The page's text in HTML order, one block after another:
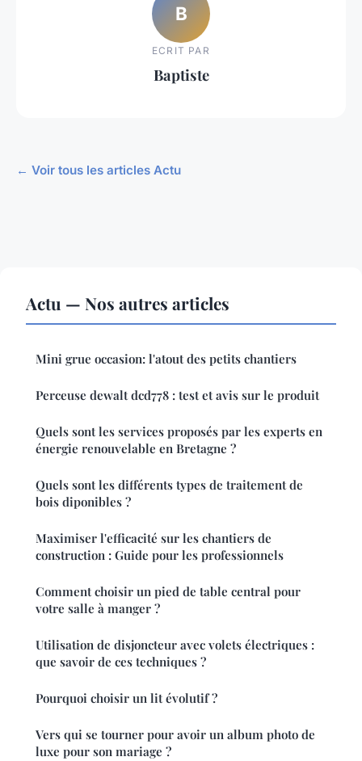
B
ECRIT PAR
Baptiste
← Voir tous les articles Actu
Actu — Nos autres articles
Mini grue occasion: l'atout des petits chantiers
Perceuse dewalt dcd778 : test et avis sur le produit
Quels sont les services proposés par les experts en
énergie renouvelable en Bretagne ?
Quels sont les différents types de traitement de
bois diponibles ?
Maximiser l'efficacité sur les chantiers de
construction : Guide pour les professionnels
Comment choisir un pied de table central pour
votre salle à manger ?
Utilisation de disjoncteur avec volets électriques :
que savoir de ces techniques ?
Pourquoi choisir un lit évolutif ?
Vers qui se tourner pour avoir un album photo de
luxe pour son mariage ?